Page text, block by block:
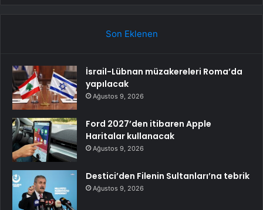
Son Eklenen
İsrail-Lübnan müzakereleri Roma’da
yapılacak
Ağustos 9, 2026
Ford 2027’den itibaren Apple
Haritalar kullanacak
Ağustos 9, 2026
Destici’den Filenin Sultanları’na tebrik
Ağustos 9, 2026